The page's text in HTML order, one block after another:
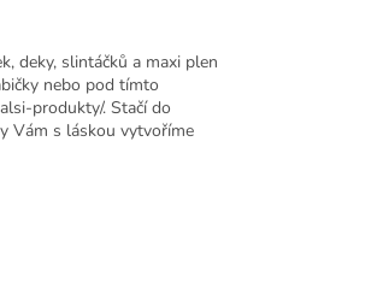
deky, slintáčků a maxi plen
nebo pod tímto
produkty/. Stačí do
Vám s láskou vytvoříme